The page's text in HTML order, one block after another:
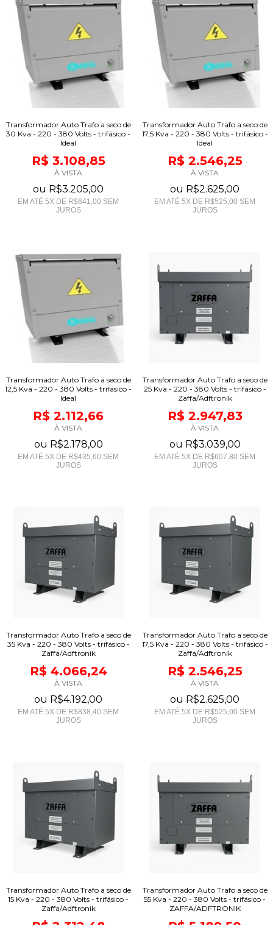
Transformador Auto Trafo a seco de
30 Kva - 220 - 380 Volts - trifásico -
Ideal
R$ 3.108,85
À VISTA
ou R$3.205,00
EM ATÉ 5X DE R$641,00 SEM
JUROS
Transformador Auto Trafo a seco de
17,5 Kva - 220 - 380 Volts - trifásico -
Ideal
R$ 2.546,25
À VISTA
ou R$2.625,00
EM ATÉ 5X DE R$525,00 SEM
JUROS
Transformador Auto Trafo a seco de
12,5 Kva - 220 - 380 Volts - trifásico -
Ideal
R$ 2.112,66
À VISTA
ou R$2.178,00
EM ATÉ 5X DE R$435,60 SEM
JUROS
Transformador Auto Trafo a seco de
25 Kva - 220 - 380 Volts - trifásico -
Zaffa/Adftronik
R$ 2.947,83
À VISTA
ou R$3.039,00
EM ATÉ 5X DE R$607,80 SEM
JUROS
Transformador Auto Trafo a seco de
35 Kva - 220 - 380 Volts - trifásico -
Zaffa/Adftronik
R$ 4.066,24
À VISTA
ou R$4.192,00
EM ATÉ 5X DE R$838,40 SEM
JUROS
Transformador Auto Trafo a seco de
17,5 Kva - 220 - 380 Volts - trifásico -
Zaffa/Adftronik
R$ 2.546,25
À VISTA
ou R$2.625,00
EM ATÉ 5X DE R$525,00 SEM
JUROS
Transformador Auto Trafo a seco de
15 Kva - 220 - 380 Volts - trifásico -
Zaffa/Adftronik
Transformador Auto Trafo a seco de
55 Kva - 220 - 380 Volts - trifásico -
ZAFFA/ADFTRONIK